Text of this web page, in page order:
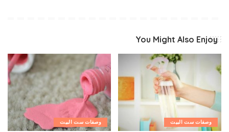
You Might Also Enjoy
وصفات ست البيت وصفات ست البيت